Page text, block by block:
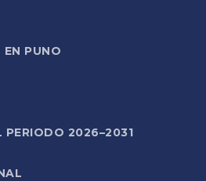
PUNO
PERIODO 2026–2031